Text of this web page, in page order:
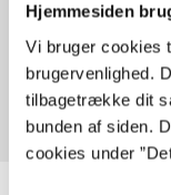
Hjemmesiden
Vi bruger cookies
brugervenlighed.
tilbagetrække dit
bunden af siden.
cookies under
Artikler
Fra